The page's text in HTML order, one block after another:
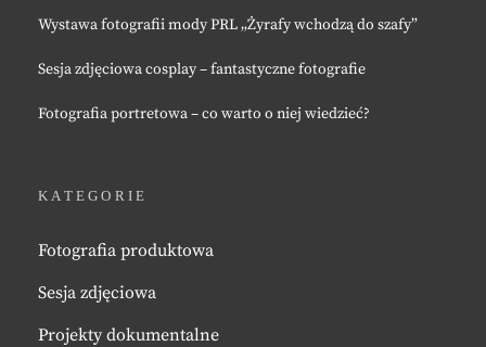
Wystawa fotografii mody PRL „Żyrafy wchodzą do szafy”
Sesja zdjęciowa cosplay – fantastyczne fotografie
Fotografia portretowa – co warto o niej wiedzieć?
KATEGORIE
Fotografia produktowa
Sesja zdjęciowa
Projekty dokumentalne